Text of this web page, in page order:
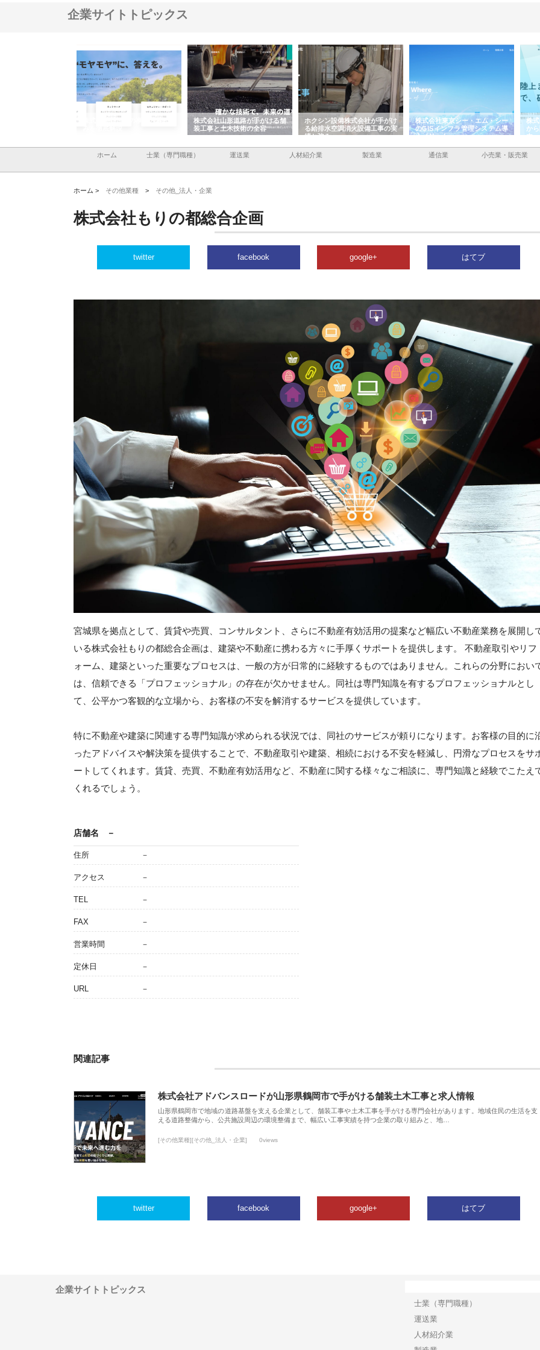
企業サイトトピックス
株式会社ＣＳＡの事業内容と強
株式会社山形道路が手がける舗
装工事と土木技術の全容
ホクシン設備株式会社が手がけ
る給排水空調消火設備工事の実
績と強み
株式会社東京シー・エム・シー
のGISインフラ管理システム導
入メリット
株
か
由
ホーム 士業（専門職種） 運送業 人材紹介業 製造業 通信業 小売業・販売業
ホーム > その他業種 > その他_法人・企業
株式会社もりの都総合企画
twitter facebook google+ はてブ
宮城県を拠点として、賃貸や売買、コンサルタント、さらに不動産有効活用の提案など幅広い不動産業務を展開し
いる株式会社もりの都総合企画は、建築や不動産に携わる方々に手厚くサポートを提供します。 不動産取引やリフ
ォーム、建築といった重要なプロセスは、一般の方が日常的に経験するものではありません。これらの分野におい
は、信頼できる「プロフェッショナル」の存在が欠かせません。同社は専門知識を有するプロフェッショナルとし
て、公平かつ客観的な立場から、お客様の不安を解消するサービスを提供しています。
特に不動産や建築に関連する専門知識が求められる状況では、同社のサービスが頼りになります。お客様の目的に
ったアドバイスや解決策を提供することで、不動産取引や建築、相続における不安を軽減し、円滑なプロセスをサ
ートしてくれます。賃貸、売買、不動産有効活用など、不動産に関する様々なご相談に、専門知識と経験でこたえ
くれるでしょう。
店舗名 －
住所 －
アクセス －
TEL －
FAX －
営業時間 －
定休日 －
URL －
関連記事
株式会社アドバンスロードが山形県鶴岡市で手がける舗装土木工事と求人情報
山形県鶴岡市で地域の道路基盤を支える企業として、舗装工事や土木工事を手がける専門会社があります。地域住民の生活を支
える道路整備から、公共施設周辺の環境整備まで、幅広い工事実績を持つ企業の取り組みと、地…
[その他業種][その他_法人・企業] 0views
twitter facebook google+ はてブ
企業サイトトピックス
士業（専門職種）
運送業
人材紹介業